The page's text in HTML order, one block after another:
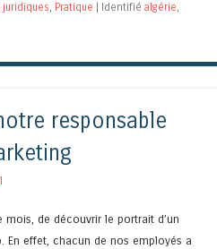
juridiques, Pratique Identifié algérie,
responsable
de découvrir le portrait d’un
En effet, chacun de nos employés a